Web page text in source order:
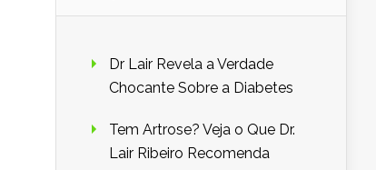
Dr Lair Revela a Verdade
Chocante Sobre a Diabetes
Tem Artrose? Veja o Que Dr.
Lair Ribeiro Recomenda